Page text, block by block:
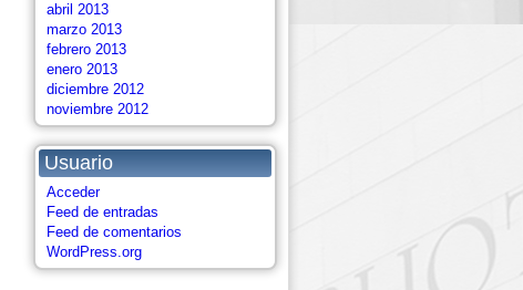
abril 2013
marzo 2013
febrero 2013
enero 2013
diciembre 2012
noviembre 2012
Usuario
Acceder
Feed de entradas
Feed de comentarios
WordPress.org